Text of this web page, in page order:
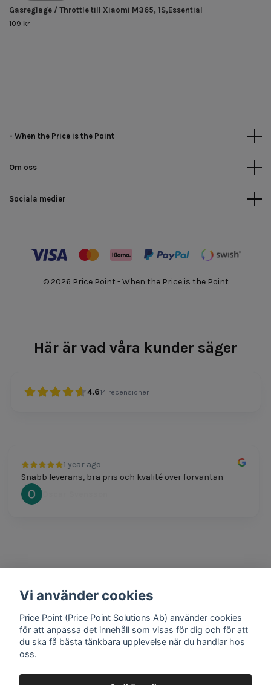
Gasreglage / Throttle till Xiaomi M365, 1S,Essential
109 kr
- When the Price is the Point
Om oss
Sociala medier
© 2026 Price Point - When the Price is the Point
Här är vad våra kunder säger
4.614 recensioner
1 year ago
Snabb leverans, bra pris och kvalité över förväntan
Oscar Svensson
1 year ago
Mathias Johansson
Vi använder cookies
Price Point (Price Point Solutions Ab) använder cookies
för att anpassa det innehåll som visas för dig och för att
du ska få bästa tänkbara upplevelse när du handlar hos
oss.